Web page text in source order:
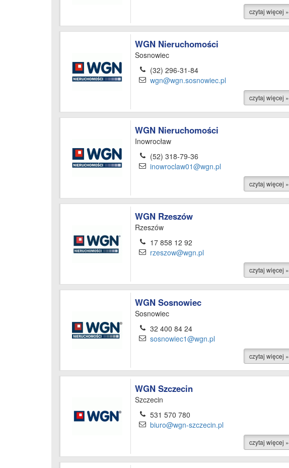
czytaj więcej »
WGN Nieruchomości
Sosnowiec
(32) 296-31-84
wgn@wgn.sosnowiec.pl
czytaj więcej »
WGN Nieruchomości
Inowrocław
(52) 318-79-36
inowroclaw01@wgn.pl
czytaj więcej »
WGN Rzeszów
Rzeszów
17 858 12 92
rzeszow@wgn.pl
czytaj więcej »
WGN Sosnowiec
Sosnowiec
32 400 84 24
sosnowiec1@wgn.pl
czytaj więcej »
WGN Szczecin
Szczecin
531 570 780
biuro@wgn-szczecin.pl
czytaj więcej »